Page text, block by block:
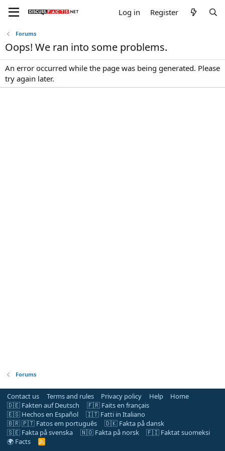
Log in Register
Forums
Oops! We ran into some problems.
An error occurred while the page was being generated. Please
try again later.
Forums
Contact us Terms and rules Privacy policy Help
Home
🇩🇪 Fakten auf Deutsch
🇫🇷 Faits en français
🇪🇸 Hechos en Español
🇮🇹 Fatti in Italiano
🇧🇷 🇵🇹 Fatos em português
🇩🇰 Fakta på dansk
🇸🇪 Fakta på svenska
🇳🇴 Fakta på norsk
🇫🇮 Faktat suomeksi
🌍 Facts
R